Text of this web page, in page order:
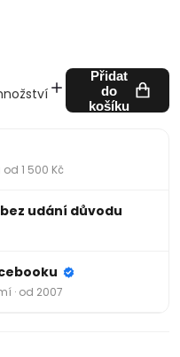
Přidat
do
košíku
1 500 Kč
udání důvodu
· od 2007